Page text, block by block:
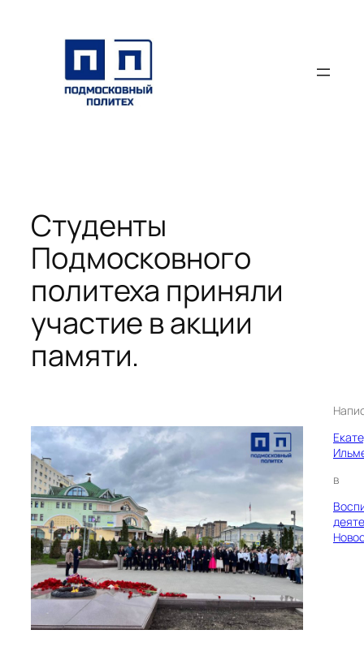
содержимому
Студенты
Подмосковного
политеха приняли
участие в акции
памяти.
в